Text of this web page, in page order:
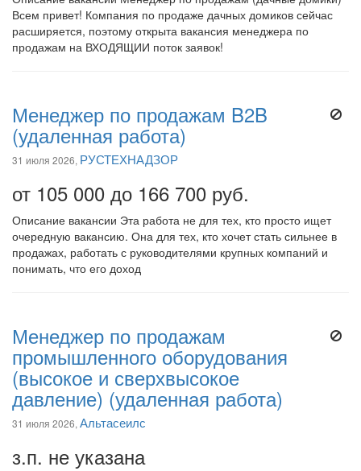
Всем привет! Компания по продаже дачных домиков сейчас
расширяется, поэтому открыта вакансия менеджера по
продажам на ВХОДЯЩИИ поток заявок!
Менеджер по продажам B2B
(удаленная работа)
31 июля 2026, РУСТЕХНАДЗОР
от 105 000 до 166 700 руб.
Описание вакансии Эта работа не для тех, кто просто ищет
очередную вакансию. Она для тех, кто хочет стать сильнее в
продажах, работать с руководителями крупных компаний и
понимать, что его доход
Менеджер по продажам
промышленного оборудования
(высокое и сверхвысокое
давление) (удаленная работа)
31 июля 2026, Альтасеилс
з.п. не указана